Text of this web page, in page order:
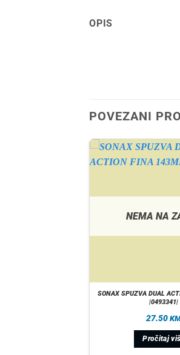
OPIS
POVEZANI
NEMA NA
SONAX SPUZVA DUAL
|0493341|
27.50
Pročitaj